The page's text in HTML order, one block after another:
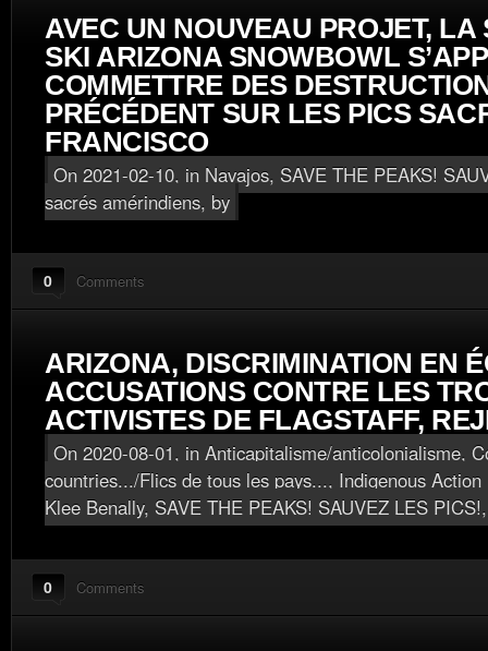
AVEC UN NOUVEAU PROJET, LA
SKI ARIZONA SNOWBOWL
COMMETTRE DES
PRÉCÉDENT SUR LES PICS
FRANCISCO
On 2021-02-10, in Navajos, SAVE THE PEAKS!
sacrés amérindiens, by
0 Comments
ARIZONA, DISCRIMINATION EN
ACCUSATIONS CONTRE LES
ACTIVISTES DE FLAGSTAFF,
On 2020-08-01, in Anticapitalisme/anticolonialisme,
countries.../Flics de tous les pays..., Indigenous
Klee Benally, SAVE THE PEAKS! SAUVEZ LES PICS!
0 Comments